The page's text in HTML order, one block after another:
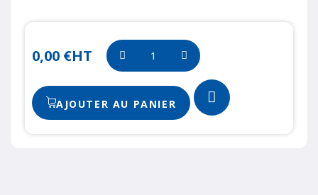
0,00 €HT
AJOUTER AU PANIER